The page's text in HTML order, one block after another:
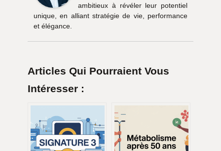
ambitieux à révéler leur potentiel
unique, en alliant stratégie de vie, performance
et élégance.
Articles Qui Pourraient Vous
Intéresser :